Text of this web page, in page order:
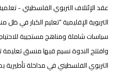
عقد الإئتلاف التربوي الفلسطيني -
التربوية الإقليمية “تعليم الكبار في ظل
سياسات شاملة ومناهج مستجيبة
وافتتح الندوة نسيم قبها منسق تعليمة
التربوي الفلسطيني في مداخلة